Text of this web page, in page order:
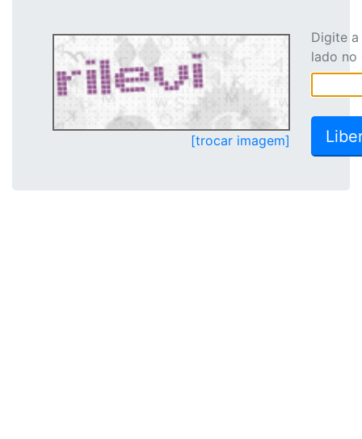
[trocar imagem]
Digite
lado no